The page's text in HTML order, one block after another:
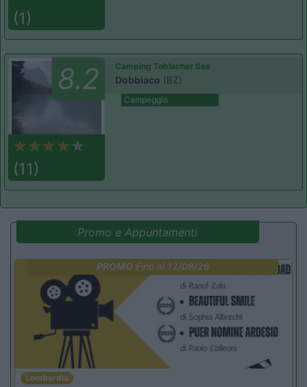
(1)
8.2
(11)
Camping Toblacher See
Dobbiaco (BZ)
Campeggio
Promo e Appuntamenti
PROMO Fino al 12/08/26
Lombardia